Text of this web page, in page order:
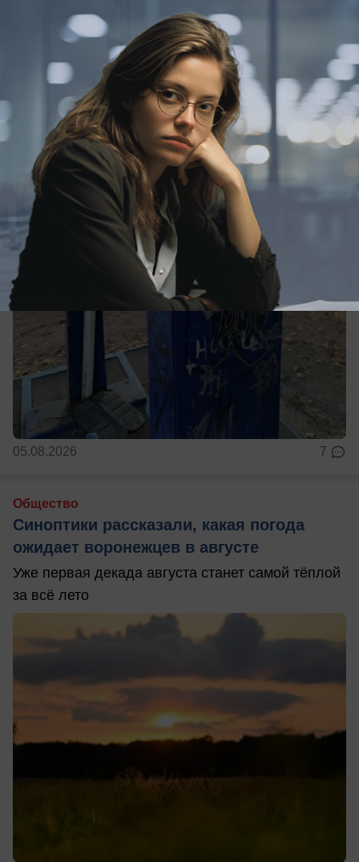
05.08.2026
Политика
Имитируя успех: депутат Сухинин снова
решил «попиариться» на работе
администрации
И снова «попал впросак»
05.08.2026 7
Общество
Синоптики рассказали, какая погода
ожидает воронежцев в августе
Уже первая декада августа станет самой тёплой
за всё лето